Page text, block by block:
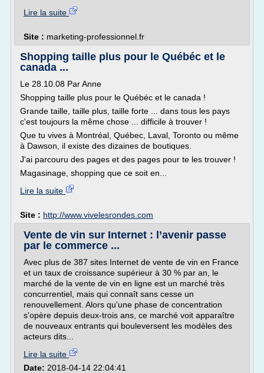
Lire la suite
Site : marketing-professionnel.fr
Shopping taille plus pour le Québéc et le
canada ...
Le 28.10.08 Par Anne
Shopping taille plus pour le Québéc et le canada !
Grande taille, taille plus, taille forte ... dans tous les pays
c'est toujours la même chose ... difficile à trouver !
Que tu vives à Montréal, Québec, Laval, Toronto ou même
à Dawson, il existe des dizaines de boutiques.
J'ai parcouru des pages et des pages pour te les trouver !
Magasinage, shopping que ce soit en...
Lire la suite
Site : http://www.vivelesrondes.com
Vente de vin sur Internet : l’avenir passe
par le commerce ...
Avec plus de 387 sites Internet de vente de vin en France
et un taux de croissance supérieur à 30 % par an, le
marché de la vente de vin en ligne est un marché très
concurrentiel, mais qui connaît sans cesse un
renouvellement. Alors qu'une phase de concentration
s'opère depuis deux-trois ans, ce marché voit apparaître
de nouveaux entrants qui bouleversent les modèles des
acteurs dits...
Lire la suite
Date: 2018-04-14 22:04:41